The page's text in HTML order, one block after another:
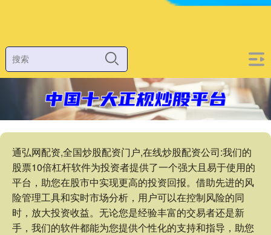
通弘网配资,全国炒股配资门户,在线炒股配资公司:我们的
股票10倍杠杆软件为投资者提供了一个强大且易于使用的
平台，助您在股市中实现更高的投资回报。借助先进的风
险管理工具和实时市场分析，用户可以在控制风险的同
时，放大投资收益。无论您是经验丰富的交易者还是新
手，我们的软件都能为您提供个性化的支持和指导，助您